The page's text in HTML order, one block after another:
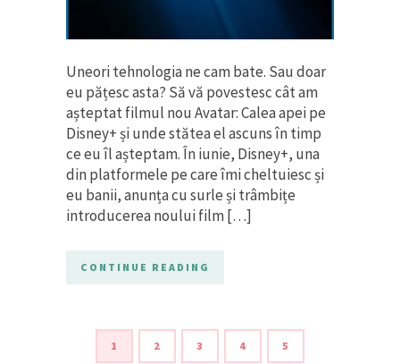
Uneori tehnologia ne cam bate. Sau doar
eu pățesc asta? Să vă povestesc cât am
așteptat filmul nou Avatar: Calea apei pe
Disney+ și unde stătea el ascuns în timp
ce eu îl așteptam. În iunie, Disney+, una
din platformele pe care îmi cheltuiesc și
eu banii, anunța cu surle și trâmbițe
introducerea noului film […]
CONTINUE READING
1 2 3 4 5